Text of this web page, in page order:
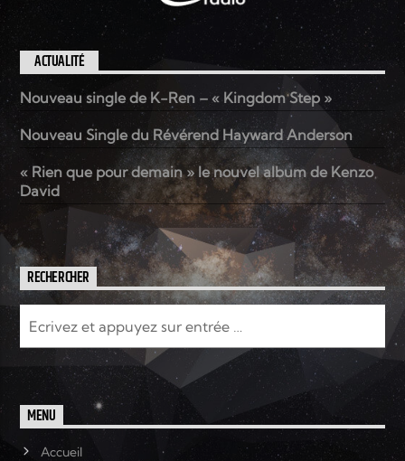
ACTUALITÉ
Nouveau single de K-Ren – « Kingdom Step »
Nouveau Single du Révérend Hayward Anderson
« Rien que pour demain » le nouvel album de Kenzo
David
RECHERCHER
MENU
Accueil